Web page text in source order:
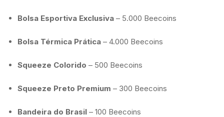
Bolsa Esportiva Exclusiva – 5.000 Beecoins
Bolsa Térmica Prática – 4.000 Beecoins
Squeeze Colorido – 500 Beecoins
Squeeze Preto Premium – 300 Beecoins
Bandeira do Brasil – 100 Beecoins